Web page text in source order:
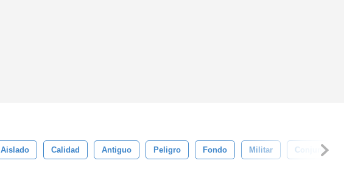
Aislado Calidad Antiguo Peligro Fondo Militar Conjunto